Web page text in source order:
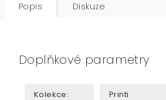
Popis Diskuze
Doplňkové parametry
Kolekce: Printi